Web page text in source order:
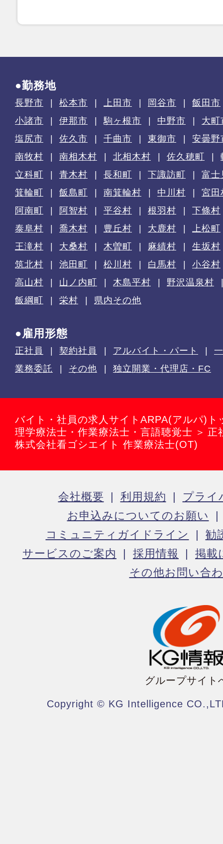
●勤務地
長野市 松本市 上田市 岡谷市
飯田市
小諸市
伊那市 駒ヶ根市 中野市
大町
塩尻市
佐久市 千曲市 東御市
安曇野
南牧村
南相木村 北相木村 佐久穂町
立科町
青木村 長和町 下諏訪町
富士
箕輪町
飯島町 南箕輪村 中川村
宮田
阿南町
阿智村 平谷村 根羽村
下條村
泰阜村
喬木村 豊丘村 大鹿村
上松町
王滝村
大桑村 木曽町 麻績村
生坂村
筑北村
池田町 松川村 白馬村
小谷村
高山村
山ノ内町 木島平村
野沢温泉村
飯綱町
栄村 県内その他
●雇用形態
正社員 契約社員 アルバイト・パート
業務委託
その他 独立開業・代理店・FC
バイト・社員の求人サイトARPA(アルパ)ト
理学療法士・作業療法士・言語聴覚士
正
株式会社看ゴシエイト 作業療法士(OT)
会社概要 利用規約
プライ
お申込みについてのお願い
コミュニティガイドライン
勧
サービスのご案内
採用情報
掲載
その他お問い合
グループサイト
Copyright © KG Intelligence